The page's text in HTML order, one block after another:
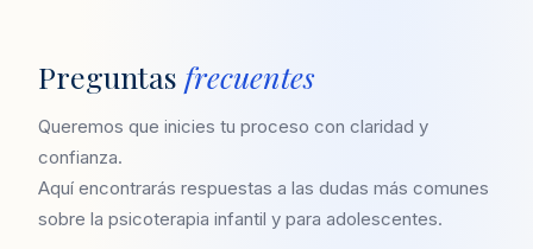
Preguntas frecuentes
Queremos que inicies tu proceso con claridad y
confianza.
Aquí encontrarás respuestas a las dudas más comunes
sobre la psicoterapia infantil y para adolescentes.